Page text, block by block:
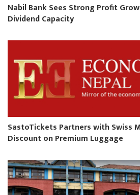
Nabil Bank Sees Strong Profit
Dividend Capacity
SastoTickets Partners with Swiss
Discount on Premium Luggage